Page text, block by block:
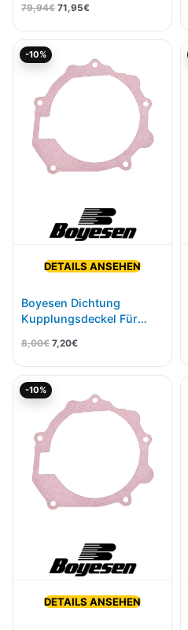
79,94€ 71,95€
-10%
DETAILS ANSEHEN
Boyesen Dichtung
Kupplungsdeckel Für
250/350 4t 16- CC-44C
8,00€
Preis
war:
8,00€
7,20€
Preis
ist:
7,20€.
-10%
DETAILS ANSEHEN
Preis
war:
8,00€
Preis
ist:
7,20€.